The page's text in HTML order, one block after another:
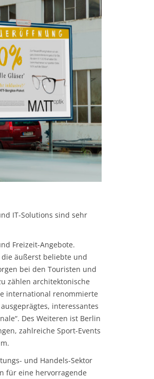
IT-Solutions sind sehr
Freizeit-Angebote.
äußerst beliebte und
bei den Touristen und
zählen architektonische
international renommierte
interessantes
Des Weiteren ist Berlin
zahlreiche Sport-Events
und Handels-Sektor
für eine hervorragende